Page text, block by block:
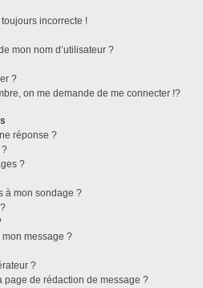
incorrecte !
mon nom d’utilisateur ?
?
on me demande de me connecter !?
réponse ?
?
?
à mon sondage ?
message ?
?
page de rédaction de message ?